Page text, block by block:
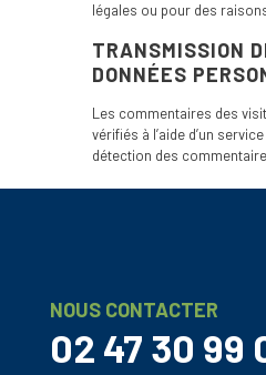
légales ou pour des
TRANSMISSION
DONNÉES
Les commentaires des
vérifiés à l’aide d’un
détection des
NOUS CONTACTER
02 47 30 99